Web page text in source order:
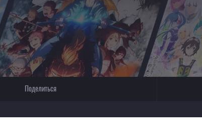
Поделиться